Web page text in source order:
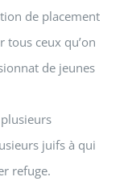
de placement
tous ceux qu’on
de jeunes
juifs à qui
refuge.